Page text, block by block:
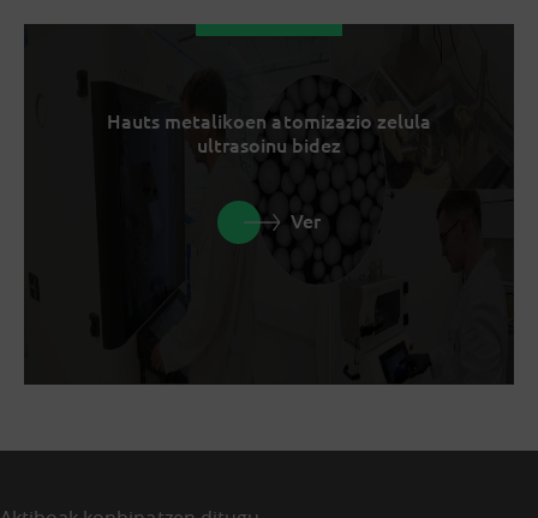
Hauts metalikoen atomizazio zelula
ultrasoinu bidez
Ver